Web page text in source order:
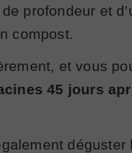
profondeur et
compost.
et vous
45 jours
déguster